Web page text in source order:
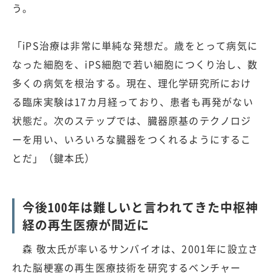
う。
「iPS治療は非常に単純な発想だ。歳をとって病気に
なった細胞を、iPS細胞で若い細胞につくり治し、数
多くの病気を根治する。現在、理化学研究所におけ
る臨床実験は17カ月経っており、患者も再発がない
状態だ。次のステップでは、臓器原基のテクノロジ
ーを用い、いろいろな臓器をつくれるようにするこ
とだ」（鍵本氏）
今後100年は難しいと言われてきた中枢神
経の再生医療が間近に
森 敬太氏が率いるサンバイオは、2001年に設立さ
れた脳梗塞の再生医療技術を研究するベンチャー